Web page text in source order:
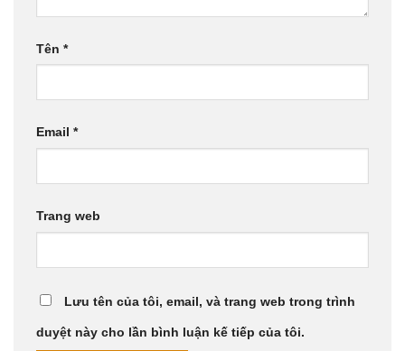
Tên *
Email *
Trang web
Lưu tên của tôi, email, và trang web trong trình
duyệt này cho lần bình luận kế tiếp của tôi.